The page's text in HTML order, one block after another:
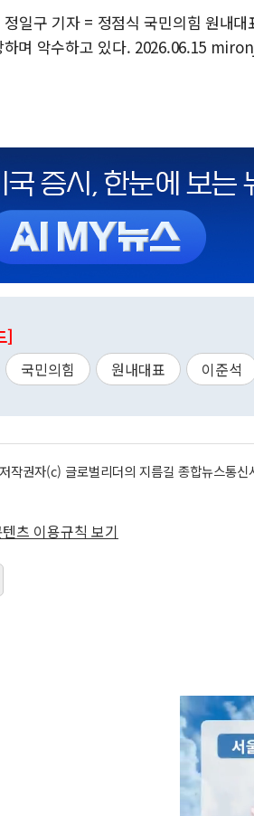
일구 기자 = 정점식 국민의힘 원내
하며 악수하고 있다. 2026.06.15
]
국민의힘 원내대표 이준석
작권자(c) 글로벌리더의 지름길 종합뉴스통
츠 이용규칙 보기